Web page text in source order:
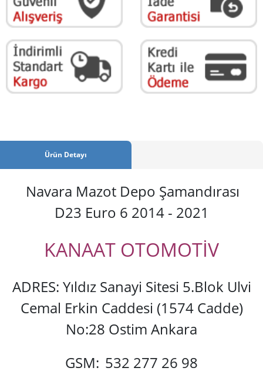
Ürün Detayı
Navara Mazot Depo Şamandırası
D23 Euro 6 2014 - 2021
KANAAT OTOMOTİV
ADRES: Yıldız Sanayi Sitesi 5.Blok Ulvi
Cemal Erkin Caddesi (1574 Cadde)
No:28 Ostim Ankara
GSM: 532 277 26 98